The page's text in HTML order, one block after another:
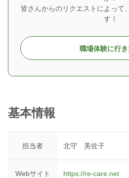
皆さんからのリクエストによって
す！
職場体験に行
基本情報
担当者 北守 美佐子
Webサイト https://re-care.net